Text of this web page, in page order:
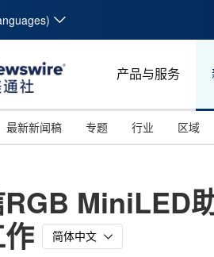
产品与服务
最新新闻稿 专题 行业 区域
MiniLED
简体中文